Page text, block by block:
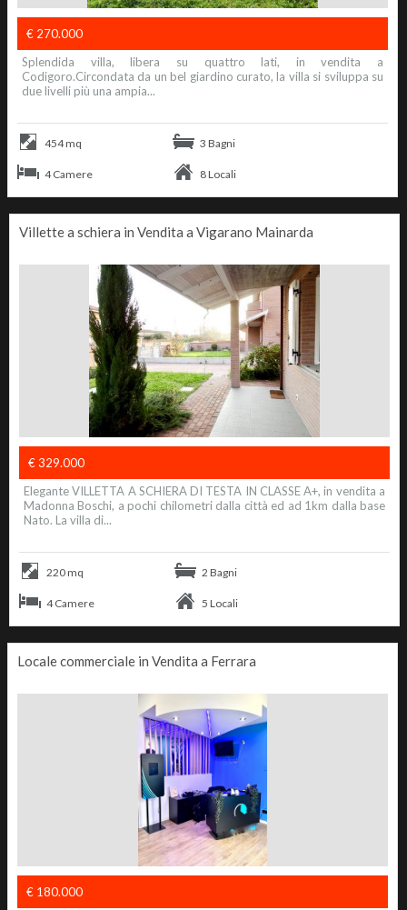
€ 270.000
Splendida villa, libera su quattro lati, in vendita a
Codigoro.Circondata da un bel giardino curato, la villa si sviluppa su
due livelli più una ampia...
454 mq 3 Bagni
4 Camere 8 Locali
Villette a schiera in Vendita a Vigarano Mainarda
€ 329.000
Elegante VILLETTA A SCHIERA DI TESTA IN CLASSE A+, in vendita a
Madonna Boschi, a pochi chilometri dalla città ed ad 1km dalla base
Nato. La villa di...
220 mq 2 Bagni
4 Camere 5 Locali
Locale commerciale in Vendita a Ferrara
€ 180.000